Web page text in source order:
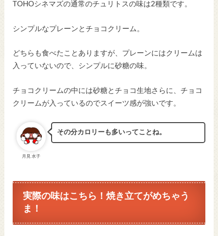
TOHOシネマズの通常のチュリトスの味は2種類です。
シンプルなプレーンとチョコクリーム。
どちらも食べたことありますが、プレーンにはクリームは
入っていないので、シンプルに砂糖の味。
チョコクリームの中には砂糖とチョコ生地さらに、チョコ
クリームが入っているのでスイーツ感が強いです。
月見 水子
その分カロリーも多いってことね。
実際の味はこちら！焼き立てがめちゃう
ま！